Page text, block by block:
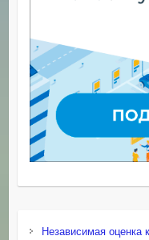
Независимая оценка